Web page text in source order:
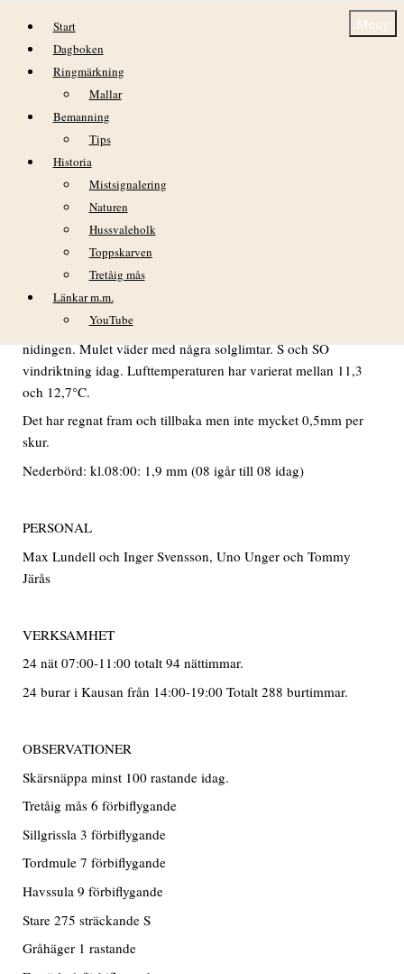
Hoppa till innehåll Meny
Start
Dagboken
Ringmärkning
Mallar
Bemanning
Tips
Historia
Mistsignalering
Naturen
Hussvaleholk
Toppskarven
Tretåig mås
Länkar m.m.
YouTube
Dagbok Nidingens Fågelstation fredag 24
oktober 2025
VÄDER
I gryningen blåste det och nu har nästa oväder börjat på
nidingen. Mulet väder med några solglimtar. S och SO
vindriktning idag. Lufttemperaturen har varierat mellan 11,3
och 12,7°C.
Det har regnat fram och tillbaka men inte mycket 0,5mm per
skur.
Nederbörd: kl.08:00: 1,9 mm (08 igår till 08 idag)
PERSONAL
Max Lundell och Inger Svensson, Uno Unger och Tommy
Järås
VERKSAMHET
24 nät 07:00-11:00 totalt 94 nättimmar.
24 burar i Kausan från 14:00-19:00 Totalt 288 burtimmar.
OBSERVATIONER
Skärsnäppa minst 100 rastande idag.
Tretåig mås 6 förbiflygande
Sillgrissla 3 förbiflygande
Tordmule 7 förbiflygande
Havssula 9 förbiflygande
Stare 275 sträckande S
Gråhäger 1 rastande